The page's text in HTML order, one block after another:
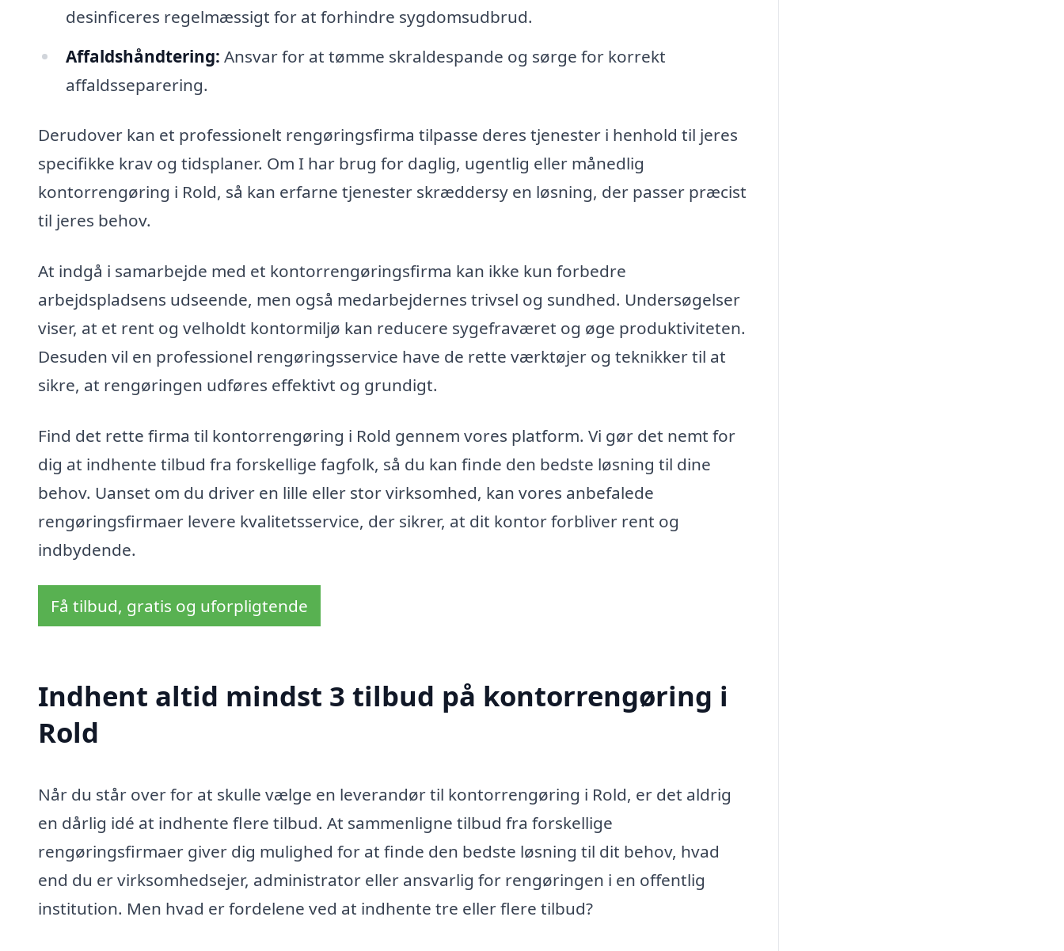
desinficeres regelmæssigt for at forhindre sygdomsudbrud.
Affaldshåndtering: Ansvar for at tømme skraldespande og sørge for korrekt
affaldsseparering.
Derudover kan et professionelt rengøringsfirma tilpasse deres tjenester i henhold til jeres
specifikke krav og tidsplaner. Om I har brug for daglig, ugentlig eller månedlig
kontorrengøring i Rold, så kan erfarne tjenester skræddersy en løsning, der passer præcist
til jeres behov.
At indgå i samarbejde med et kontorrengøringsfirma kan ikke kun forbedre
arbejdspladsens udseende, men også medarbejdernes trivsel og sundhed. Undersøgelser
viser, at et rent og velholdt kontormiljø kan reducere sygefraværet og øge produktiviteten.
Desuden vil en professionel rengøringsservice have de rette værktøjer og teknikker til at
sikre, at rengøringen udføres effektivt og grundigt.
Find det rette firma til kontorrengøring i Rold gennem vores platform. Vi gør det nemt for
dig at indhente tilbud fra forskellige fagfolk, så du kan finde den bedste løsning til dine
behov. Uanset om du driver en lille eller stor virksomhed, kan vores anbefalede
rengøringsfirmaer levere kvalitetsservice, der sikrer, at dit kontor forbliver rent og
indbydende.
Få tilbud, gratis og uforpligtende
Indhent altid mindst 3 tilbud på kontorrengøring i
Rold
Når du står over for at skulle vælge en leverandør til kontorrengøring i Rold, er det aldrig
en dårlig idé at indhente flere tilbud. At sammenligne tilbud fra forskellige
rengøringsfirmaer giver dig mulighed for at finde den bedste løsning til dit behov, hvad
end du er virksomhedsejer, administrator eller ansvarlig for rengøringen i en offentlig
institution. Men hvad er fordelene ved at indhente tre eller flere tilbud?